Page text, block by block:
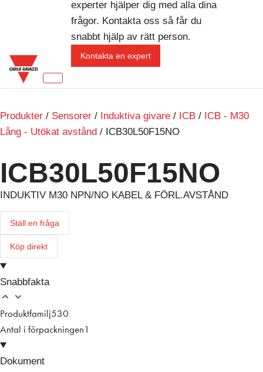
experter hjälper dig med alla dina
frågor. Kontakta oss så får du
snabbt hjälp av rätt person.
Kontakta en expert
Produkter / Sensorer / Induktiva givare / ICB / ICB - M30
Lång - Utökat avstånd / ICB30L50F15NO
ICB30L50F15NO
INDUKTIV M30 NPN/NO KABEL & FÖRL.AVSTÅND
Ställ en fråga
Köp direkt
Snabbfakta
Produktfamilj530
Antal i förpackningen 1
Dokument